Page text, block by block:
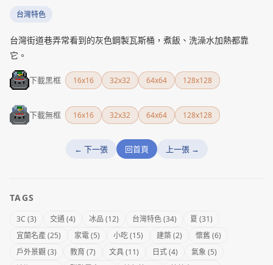
台灣特色
台灣街道巷弄常看到的灰色鋼製瓦斯桶，煮飯、洗澡水加熱都靠
它。
下載黑框 16x16 32x32 64x64 128x128
下載無框 16x16 32x32 64x64 128x128
← 下一張 回首頁 上一張 →
TAGS
3C (3) 交通 (4) 冰品 (12) 台灣特色 (34)
夏 (31)
宜蘭名產 (25)
家電 (5) 小吃 (15) 建築 (2)
懷舊 (6)
戶外景觀 (3)
教育 (7) 文具 (11) 日式 (4)
氣象 (5)